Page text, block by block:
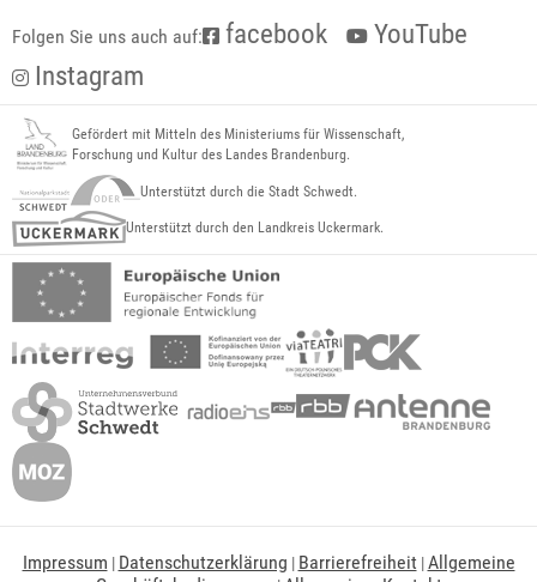
Folgen Sie uns auch auf: facebook
YouTube
Instagram
Gefördert mit Mitteln des Ministeriums für Wissenschaft,
Forschung und Kultur des Landes Brandenburg.
Unterstützt durch die Stadt Schwedt.
Unterstützt durch den Landkreis Uckermark.
Impressum | Datenschutzerklärung | Barrierefreiheit|Allgemeine